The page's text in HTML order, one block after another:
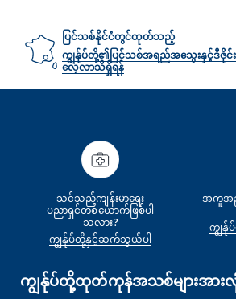
ပြင်သစ်နိုင်ငံတွင်ထုတ်သည့်
ကျွန်ုပ်တို့၏ပြင်သစ်အရည်အသွေးနှင့်ဒီဇိုင်းမ
လေ့လာသိရှိရန်
သင်သည်ကျန်းမာရေး
ပညာရှင်တစ်‌ယောက်ဖြစ်ပါ
သလား?
ကျွန်ုပ်တို့နှင့်ဆက်သွယ်ပါ
အကူအ
ကျွန်ု
ကျွန်ုပ်တို့ထုတ်ကုန်အသစ်များအား